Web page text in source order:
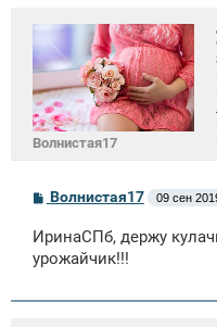
Волнистая17
С
б
щ
и
Волнистая17 09 сен
ИринаСПб, держу
урожайчик!!!